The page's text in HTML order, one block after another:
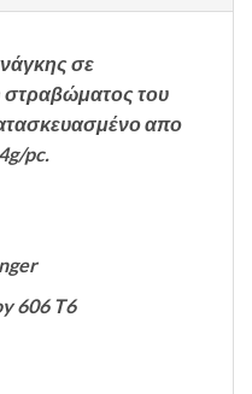
σε
στραβώματος του
απο
pc.
606 T6